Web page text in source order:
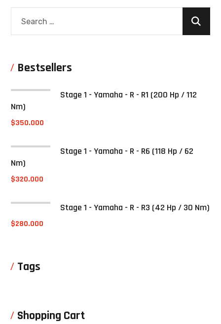
Bestsellers
Stage 1 - Yamaha - R - R1 (200 Hp / 112
Nm)
$350.000
Stage 1 - Yamaha - R - R6 (118 Hp / 62
Nm)
$320.000
Stage 1 - Yamaha - R - R3 (42 Hp / 30 Nm)
$280.000
Tags
Shopping Cart